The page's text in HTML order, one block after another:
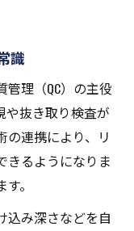
識
理（QC）の主役
や抜き取り検査が
の連携により、リ
きるようになりま
。
込み深さなどを自